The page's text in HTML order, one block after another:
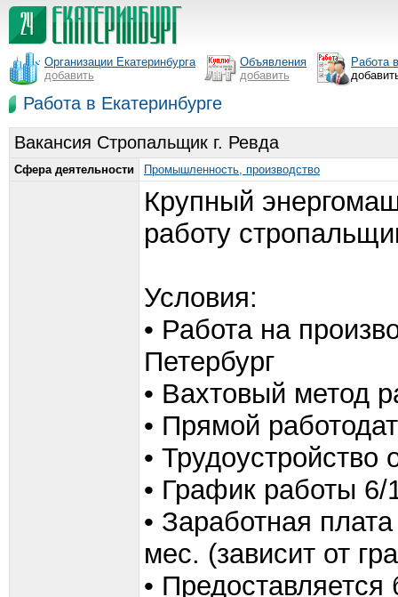
Организации Екатеринбурга
добавить
Объявления
добавить
Работа
Работа в Екатеринбурге
Вакансия Стропальщик г. Ревда
Сфера деятельности Промышленность, производство
Крупный
работу
Условия:
• Работа на
Петербург
• Вахтовый метод
• Прямой
•
• График работы 6/
• Заработная
мес. (зависит от
• Предоставляется